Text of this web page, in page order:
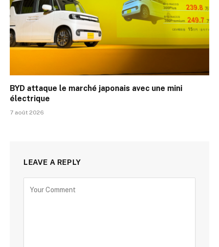
BYD attaque le marché japonais avec une mini
électrique
7 août 2026
LEAVE A REPLY